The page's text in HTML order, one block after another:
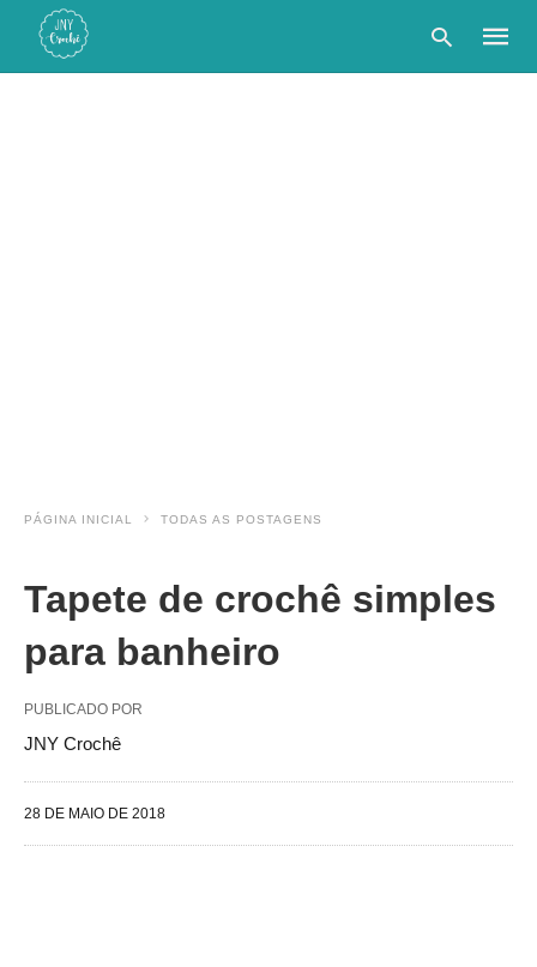
PÁGINA INICIAL TODAS AS POSTAGENS
Tapete de crochê simples
para banheiro
PUBLICADO POR
JNY Crochê
28 DE MAIO DE 2018